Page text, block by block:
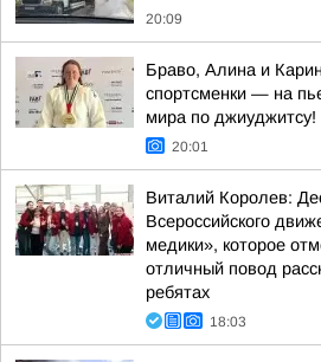
20:09
Браво, Алина и
спортсменки — на
мира по джиуджитсу!
20:01
Виталий Королев:
Всероссийского
медики», которое
отличный повод
ребятах
18:03